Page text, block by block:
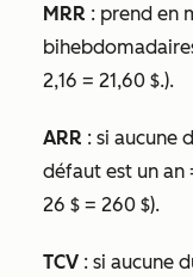
MRR : prend en
2,16 = 21,60 $.).
ARR : si aucune
défaut est un an
26 $ = 260 $).
TCV : si aucune